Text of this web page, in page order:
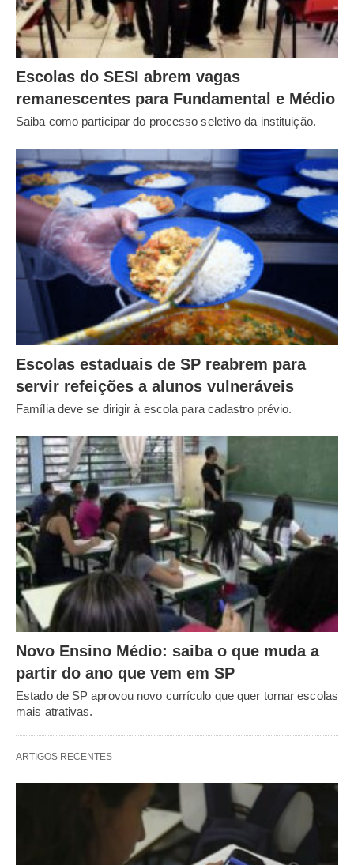
Escolas do SESI abrem vagas
remanescentes para Fundamental e Médio
Saiba como participar do processo seletivo da instituição.
Escolas estaduais de SP reabrem para
servir refeições a alunos vulneráveis
Família deve se dirigir à escola para cadastro prévio.
Novo Ensino Médio: saiba o que muda a
partir do ano que vem em SP
Estado de SP aprovou novo currículo que quer tornar escolas
mais atrativas.
ARTIGOS RECENTES